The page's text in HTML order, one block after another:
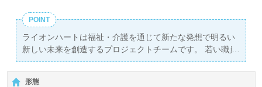
POINT
ライオンハートは福祉・介護を通じて新たな発想で明るい
新しい未来を創造するプロジェクトチームです。 若い職員
世代のスタッフが多く、明るく・活気のある職場です！ 活
気ある職場で一緒に働いてみませんか？
形態